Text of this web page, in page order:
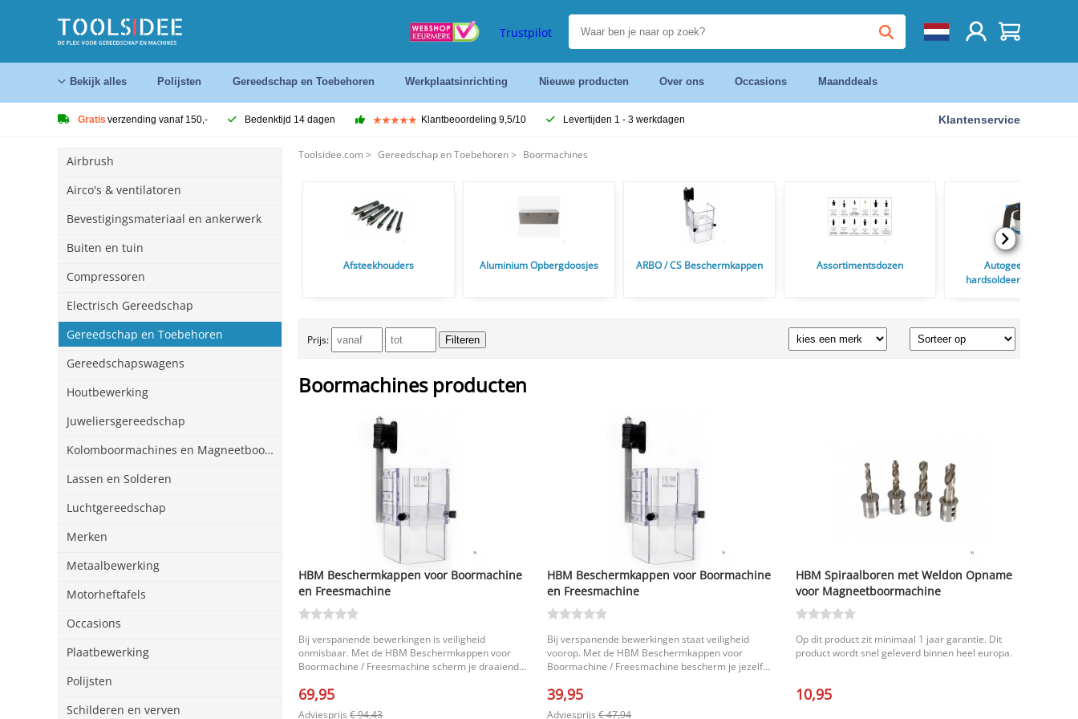
Trustpilot
Bekijk alles Polijsten Gereedschap en Toebehoren Werkplaatsinrichting Nieuwe producten Over ons Occasions Maanddeals
Gratis verzending vanaf 150,- Bedenktijd 14 dagen Klantbeoordeling 9,5/10 Levertijden 1 - 3 werkdagen Klantenservice
Airbrush
Airco's & ventilatoren
Bevestigingsmateriaal en ankerwerk
Buiten en tuin
Compressoren
Electrisch Gereedschap
Gereedschap en Toebehoren
Gereedschapswagens
Houtbewerking
Juweliersgereedschap
Kolomboormachines en Magneetboormachines
Lassen en Solderen
Luchtgereedschap
Merken
Metaalbewerking
Motorheftafels
Occasions
Plaatbewerking
Polijsten
Schilderen en verven
Toolsidee.com > Gereedschap en Toebehoren> Boormachines
Afsteekhouders Aluminium Opbergdoosjes ARBO / CS Beschermkappen Assortimentsdozen
Autogeen las en
hardsoldeertoestelen en
Prijs:
Boormachines producten
HBM Beschermkappen voor Boormachine
en Freesmachine
Bij verspanende bewerkingen is veiligheid
onmisbaar. Met de HBM Beschermkappen voor
Boormachine / Freesmachine scherm je draaiende
wegschietende spanen en eventueel koelmiddel.
69,95
Adviesprijs € 94,43
HBM Beschermkappen voor Boormachine
en Freesmachine
Bij verspanende bewerkingen staat veiligheid
voorop. Met de HBM Beschermkappen voor
Boormachine / Freesmachine bescherm je jezelf
koelmiddel. De transparante beschermkap
39,95
Adviesprijs € 47,94
HBM Spiraalboren met Weldon Opname
voor Magneetboormachine
Op dit product zit minimaal 1 jaar garantie. Dit
product wordt snel geleverd binnen heel europa.
10,95